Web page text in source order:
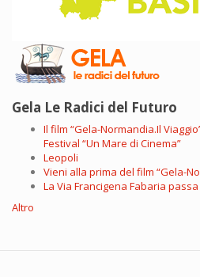
Gela Le Radici del Futuro
Il film “Gela-Normandia.Il
Festival “Un Mare di Cinema”
Leopoli
Vieni alla prima del film “Gela-
La Via Francigena Fabaria
Altro